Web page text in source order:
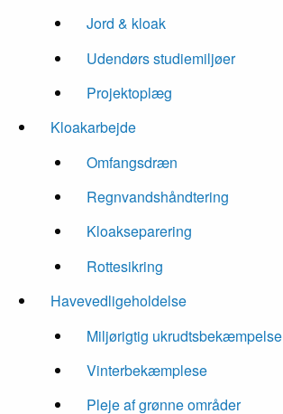
Jord & kloak
Udendørs studiemiljøer
Projektoplæg
Kloakarbejde
Omfangsdræn
Regnvandshåndtering
Kloakseparering
Rottesikring
Havevedligeholdelse
Miljørigtig ukrudtsbekæmpelse
Vinterbekæmplese
Pleje af grønne områder